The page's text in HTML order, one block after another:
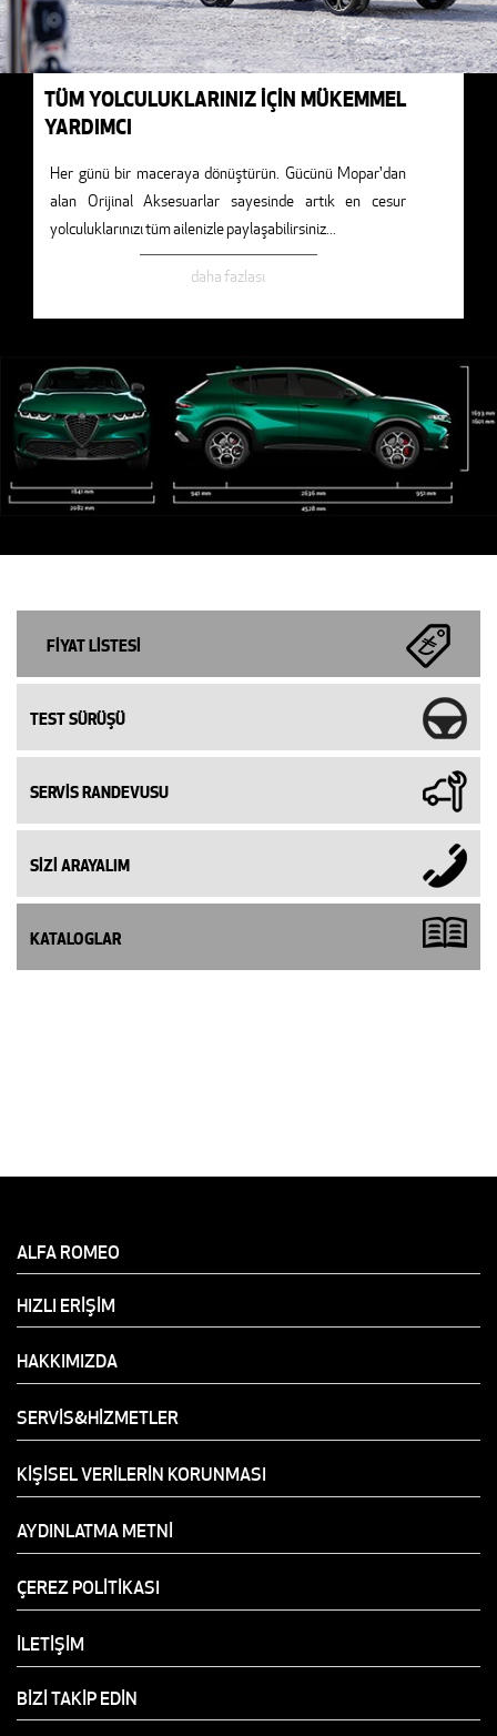
TÜM YOLCULUKLARINIZ İÇİN MÜKEMMEL
YARDIMCI
Her günü bir maceraya dönüştürün. Gücünü Mopar'dan
alan Orijinal Aksesuarlar sayesinde artık en cesur
yolculuklarınızı tüm ailenizle paylaşabilirsiniz
daha fazlası
FİYAT LİSTESİ
TEST SÜRÜŞÜ
SERVİS RANDEVUSU
SİZİ ARAYALIM
KATALOGLAR
ALFA ROMEO
HIZLI ERİŞİM
HAKKIMIZDA
SERVİS&HİZMETLER
KİŞİSEL VERİLERİN KORUNMASI
AYDINLATMA METNİ
ÇEREZ POLİTİKASI
İLETİŞİM
BİZİ TAKİP EDİN